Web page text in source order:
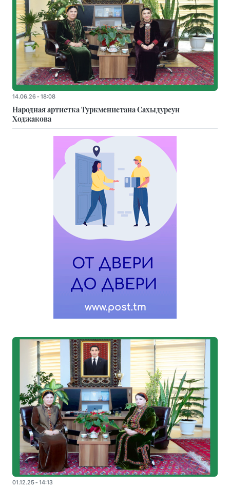
14.06.26 - 18:08
Народная артистка Туркменистана Сахыдурсун
Ходжакова
01.12.25 - 14:13